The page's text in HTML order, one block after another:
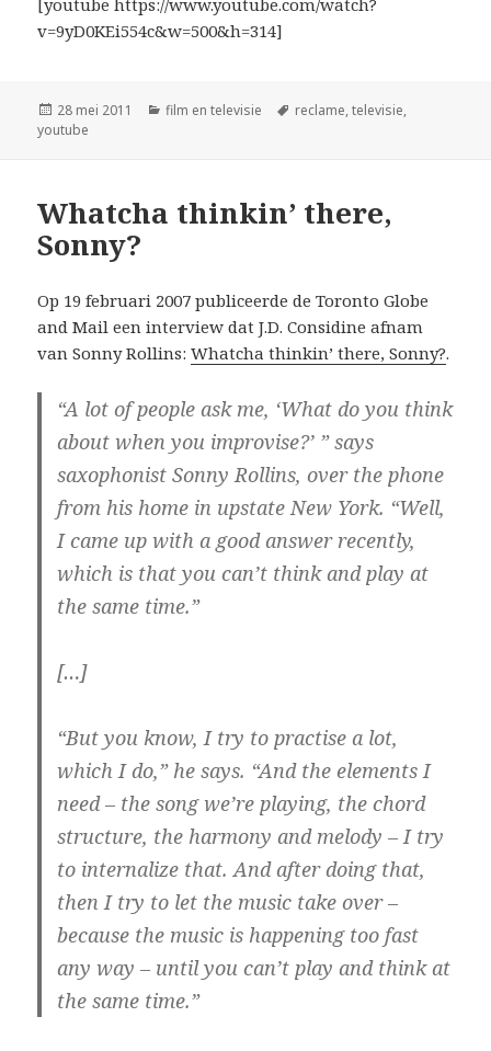
v=9yD0KEi554c&w=500&h=314]
Geplaatst
op
28 mei 2011 Categorieën
film en televisie Tags
reclame,televisie,
youtube
Whatcha thinkin’ there,
Sonny?
Op 19 februari 2007 publiceerde de Toronto Globe
and Mail een interview dat J.D. Considine afnam
van Sonny Rollins:Whatcha thinkin’ there, Sonny?.
“A lot of people ask me, ‘What do you think
about when you improvise?’ ” says
saxophonist Sonny Rollins, over the phone
from his home in upstate New York. “Well,
I came up with a good answer recently,
which is that you can’t think and play at
the same time.”
[…]
“But you know, I try to practise a lot,
which I do,” he says. “And the elements I
need – the song we’re playing, the chord
structure, the harmony and melody – I try
to internalize that. And after doing that,
then I try to let the music take over –
because the music is happening too fast
any way – until you can’t play and think at
the same time.”